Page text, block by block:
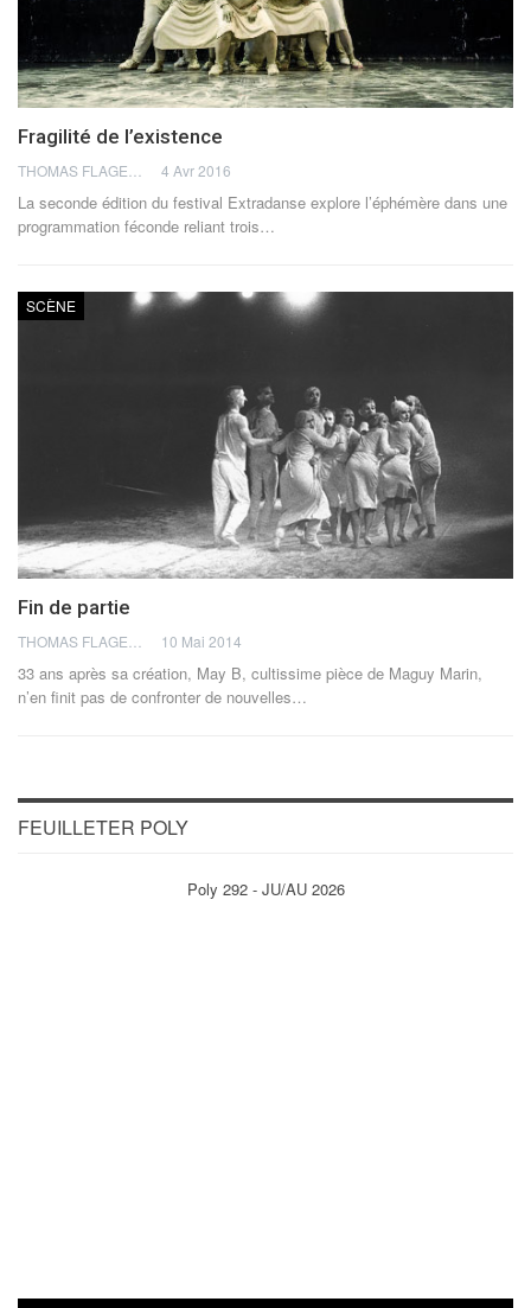
Fragilité de l’existence
4 Avr 2016
La seconde édition du festival Extradanse explore l’éphémère dans une
programmation féconde reliant trois…
SCÈNE
Fin de partie
10 Mai 2014
33 ans après sa création, May B, cultissime pièce de Maguy Marin,
n’en finit pas de confronter de nouvelles…
FEUILLETER POLY
Poly 292 - JU/AU 2026